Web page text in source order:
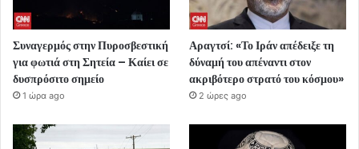
Συναγερμός στην Πυροσβεστική
για φωτιά στη Σητεία – Καίει σε
δυσπρόσιτο σημείο
1 ώρα ago
Αραγτσί: «Το Ιράν απέδειξε τη
δύναμή του απέναντι στον
ακριβότερο στρατό του κόσμου»
2 ώρες ago